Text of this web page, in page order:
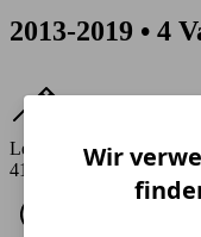
2013-2019 • 4
Leistung
410 - 441 PS
Wir